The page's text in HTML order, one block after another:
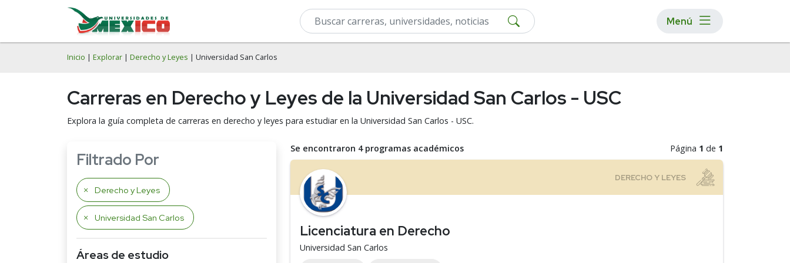
Menú
Inicio | Explorar | Derecho y Leyes | Universidad San Carlos
Carreras en Derecho y Leyes de la Universidad San Carlos - USC
Explora la guía completa de carreras en derecho y leyes para estudiar en la Universidad San Carlos - USC.
Filtrado Por
Derecho y Leyes
Universidad San Carlos
Áreas de estudio
Se encontraron 4 programas académicos Página 1 de 1
Licenciatura en Derecho
Universidad San Carlos